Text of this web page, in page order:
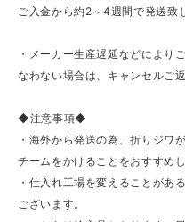
ご入金から約2～4週間で発送致
・メーカー生産遅延などにより
なわない場合は、キャンセルご
◆注意事項◆
・海外から発送の為、折りジワ
チームをかけることをおすすめし
・仕入れ工場を変えることがあ
ございます。